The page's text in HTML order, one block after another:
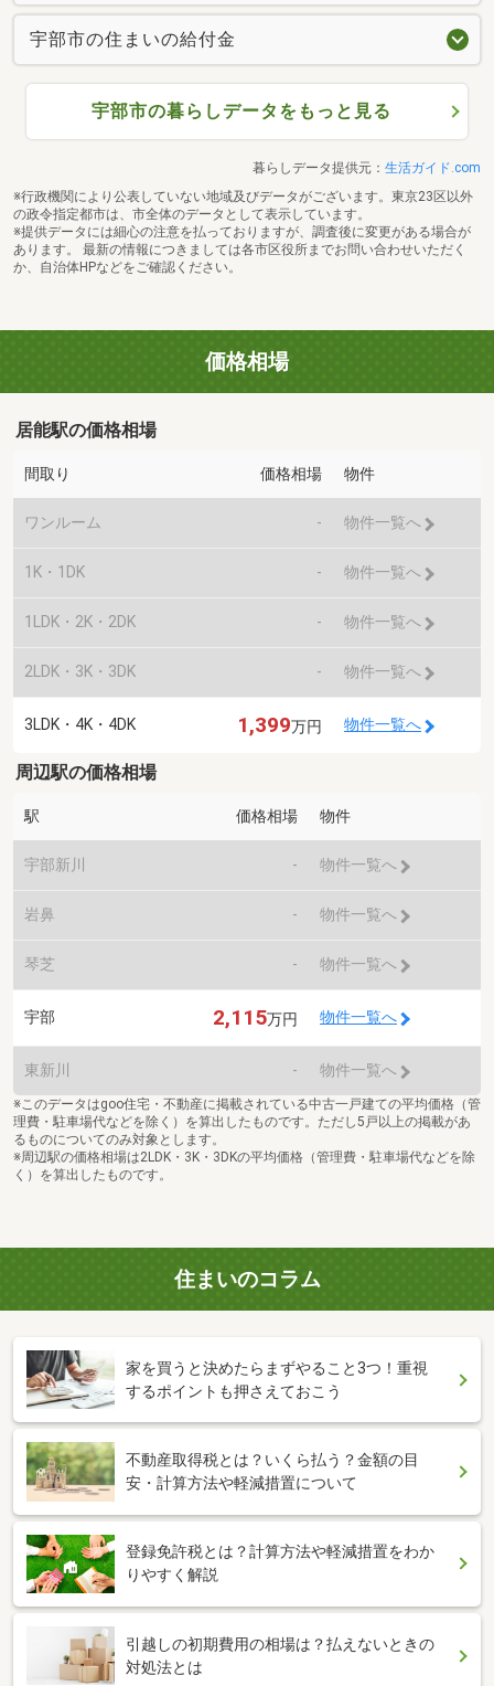
宇部市の住まいの給付金
宇部市の暮らしデータをもっと見る
暮らしデータ提供元： 生活ガイド.com
※行政機関により公表していない地域及びデータがございます。東京23区以外
の政令指定都市は、市全体のデータとして表示しています。
※提供データには細心の注意を払っておりますが、調査後に変更がある場合が
あります。 最新の情報につきましては各市区役所までお問い合わせいただく
か、自治体HPなどをご確認ください。
価格相場
居能駅の価格相場
間取り 価格相場 物件
ワンルーム - 物件一覧へ
1K・1DK - 物件一覧へ
1LDK・2K・2DK - 物件一覧へ
2LDK・3K・3DK - 物件一覧へ
3LDK・4K・4DK 1,399万円 物件一覧へ
周辺駅の価格相場
駅 価格相場 物件
宇部新川 - 物件一覧へ
岩鼻 - 物件一覧へ
琴芝 - 物件一覧へ
宇部 2,115万円 物件一覧へ
東新川 - 物件一覧へ
※このデータはgoo住宅・不動産に掲載されている中古一戸建ての平均価格（管
理費・駐車場代などを除く）を算出したものです。ただし5戸以上の掲載があ
るものについてのみ対象とします。
※周辺駅の価格相場は2LDK・3K・3DKの平均価格（管理費・駐車場代などを除
く）を算出したものです。
住まいのコラム
家を買うと決めたらまずやること3つ！重視
するポイントも押さえておこう
不動産取得税とは？いくら払う？金額の目
安・計算方法や軽減措置について
登録免許税とは？計算方法や軽減措置をわか
りやすく解説
引越しの初期費用の相場は？払えないときの
対処法とは